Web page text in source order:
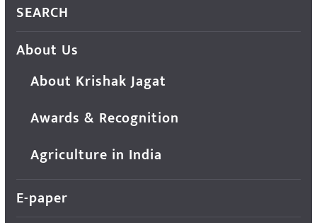
SEARCH
About Us
About Krishak Jagat
Awards & Recognition
Agriculture in India
E-paper